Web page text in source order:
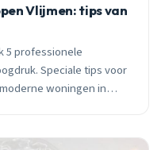
Vlijmen: tips van
5 professionele
Speciale tips voor
woningen in